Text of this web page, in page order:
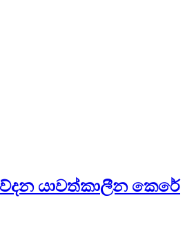
යාවත්කාලීන කෙරේ